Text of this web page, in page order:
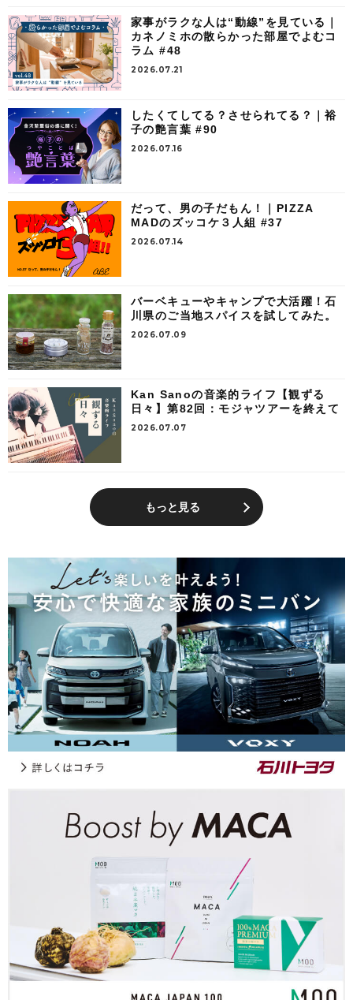
家事がラクな人は“動線”を見ている｜
カネノミホの散らかった部屋でよむコ
ラム #48
2026.07.21
したくてしてる？させられてる？｜裕
子の艶言葉 #90
2026.07.16
だって、男の子だもん！｜PIZZA
MADのズッコケ３人組 #37
2026.07.14
バーベキューやキャンプで大活躍！石
川県のご当地スパイスを試してみた。
2026.07.09
Kan Sanoの音楽的ライフ【観ずる
日々】第82回：モジャツアーを終えて
2026.07.07
もっと見る